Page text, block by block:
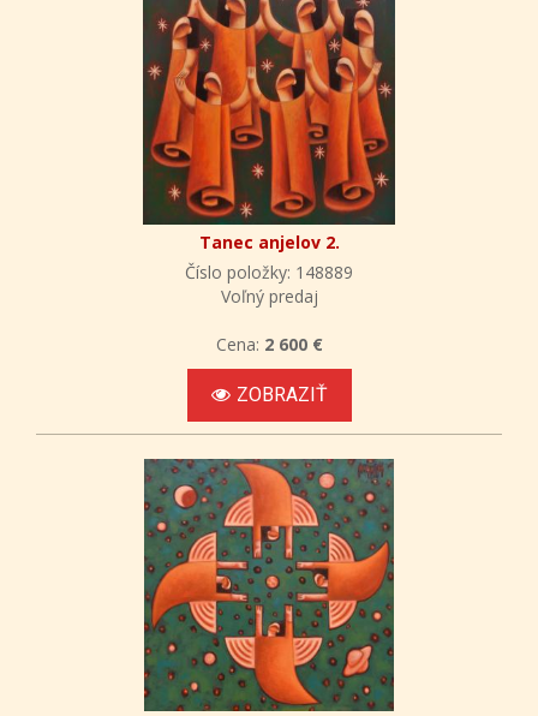
Tanec anjelov 2.
Číslo položky: 148889
Voľný predaj
Cena: 2 600 €
ZOBRAZIŤ